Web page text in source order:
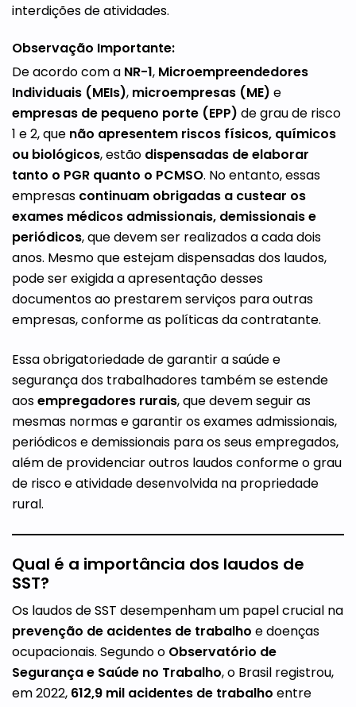
interdições de atividades.
Observação Importante:
De acordo com a NR-1, Microempreendedores
Individuais (MEIs), microempresas (ME) e
empresas de pequeno porte (EPP) de grau de risco
1 e 2, que não apresentem riscos físicos, químicos
ou biológicos, estão dispensadas de elaborar
tanto o PGR quanto o PCMSO. No entanto, essas
empresas continuam obrigadas a custear os
exames médicos admissionais, demissionais e
periódicos, que devem ser realizados a cada dois
anos. Mesmo que estejam dispensadas dos laudos,
pode ser exigida a apresentação desses
documentos ao prestarem serviços para outras
empresas, conforme as políticas da contratante.
Essa obrigatoriedade de garantir a saúde e
segurança dos trabalhadores também se estende
aosempregadores rurais, que devem seguir as
mesmas normas e garantir os exames admissionais,
periódicos e demissionais para os seus empregados,
além de providenciar outros laudos conforme o grau
de risco e atividade desenvolvida na propriedade
rural.
Qual é a importância dos laudos de
SST?
Os laudos de SST desempenham um papel crucial na
prevenção de acidentes de trabalho e doenças
ocupacionais. Segundo o Observatório de
Segurança e Saúde no Trabalho, o Brasil registrou,
em 2022, 612,9 mil acidentes de trabalho entre